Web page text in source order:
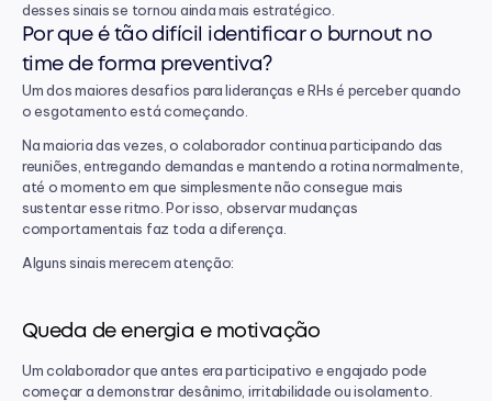
desses sinais se tornou ainda mais estratégico.
Por que é tão difícil identificar o burnout no
time de forma preventiva?
Um dos maiores desafios para lideranças e RHs é perceber quando
o esgotamento está começando.
Na maioria das vezes, o colaborador continua participando das
reuniões, entregando demandas e mantendo a rotina normalmente,
até o momento em que simplesmente não consegue mais
sustentar esse ritmo. Por isso, observar mudanças
comportamentais faz toda a diferença.
Alguns sinais merecem atenção:
Queda de energia e motivação
Um colaborador que antes era participativo e engajado pode
começar a demonstrar desânimo, irritabilidade ou isolamento.